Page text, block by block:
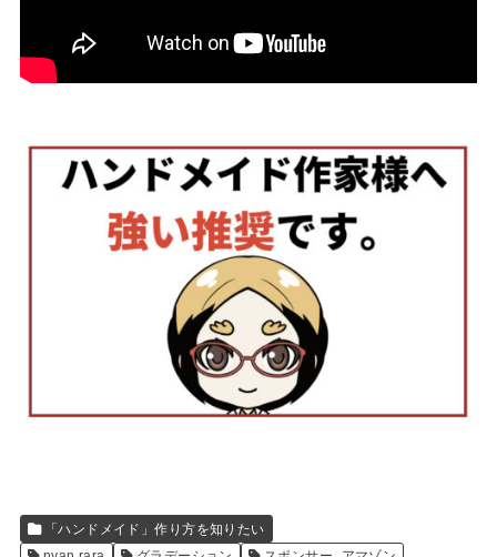
「ハンドメイド」作り方を知りたい